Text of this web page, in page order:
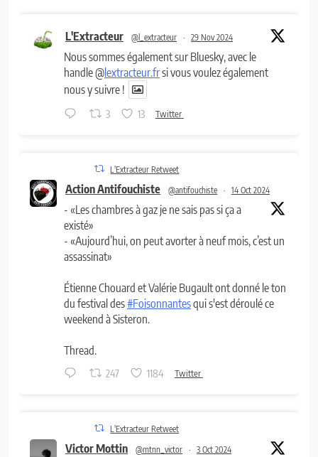
L'Extracteur @l_extracteur · 29 Nov 2024
Nous sommes également sur Bluesky, avec le
handle @lextracteur.frsi vous voulez également
nous y suivre !
3 13 Twitter
L'Extracteur Retweet
Action Antifouchiste @antifouchiste · 14 Oct 2024
- «Les chambres à gaz je ne sais pas si ça a
existé»
- «Aujourd’hui, on peut avorter à neuf mois, c’est un
assassinat»
Étienne Chouard et Valérie Bugault ont donné le ton
du festival des#Foisonnantesqui s'est déroulé ce
weekend à Sisteron.
Thread.
247 1184 Twitter
L'Extracteur Retweet
Victor Mottin @mtnn_victor · 3 Oct 2024